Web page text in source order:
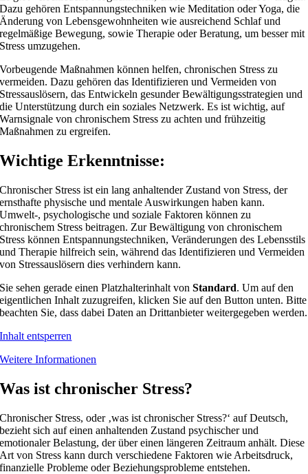
Dazu gehören Entspannungstechniken wie Meditation oder Yoga, die
Änderung von Lebensgewohnheiten wie ausreichend Schlaf und
regelmäßige Bewegung, sowie Therapie oder Beratung, um besser mit
Stress umzugehen.
Vorbeugende Maßnahmen können helfen, chronischen Stress zu
vermeiden. Dazu gehören das Identifizieren und Vermeiden von
Stressauslösern, das Entwickeln gesunder Bewältigungsstrategien und
die Unterstützung durch ein soziales Netzwerk. Es ist wichtig, auf
Warnsignale von chronischem Stress zu achten und frühzeitig
Maßnahmen zu ergreifen.
Wichtige Erkenntnisse:
Chronischer Stress ist ein lang anhaltender Zustand von Stress, der
ernsthafte physische und mentale Auswirkungen haben kann.
Umwelt-, psychologische und soziale Faktoren können zu
chronischem Stress beitragen. Zur Bewältigung von chronischem
Stress können Entspannungstechniken, Veränderungen des Lebensstils
und Therapie hilfreich sein, während das Identifizieren und Vermeiden
von Stressauslösern dies verhindern kann.
Sie sehen gerade einen Platzhalterinhalt vonStandard. Um auf den
eigentlichen Inhalt zuzugreifen, klicken Sie auf den Button unten. Bitte
beachten Sie, dass dabei Daten an Drittanbieter weitergegeben werden.
Inhalt entsperren
Weitere Informationen
Was ist chronischer Stress?
Chronischer Stress, oder ‚was ist chronischer Stress?‘ auf Deutsch,
bezieht sich auf einen anhaltenden Zustand psychischer und
emotionaler Belastung, der über einen längeren Zeitraum anhält. Diese
Art von Stress kann durch verschiedene Faktoren wie Arbeitsdruck,
finanzielle Probleme oder Beziehungsprobleme entstehen.